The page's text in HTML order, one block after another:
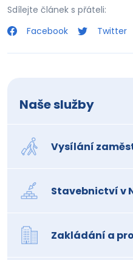
Sdílejte článek s přáteli:
Facebook
Twitter
Naše služby
Vysílání
Stavebnictví v
Zakládání a